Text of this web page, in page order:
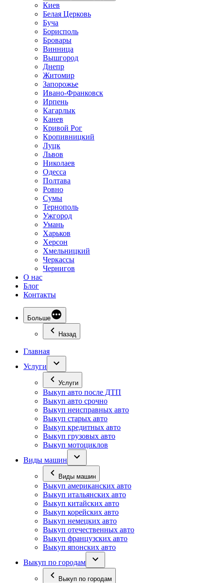
Киев
Белая Церковь
Буча
Борисполь
Бровары
Винница
Вышгород
Днепр
Житомир
Запорожье
Ивано-Франковск
Ирпень
Кагарлык
Канев
Кривой Рог
Кропивницкий
Луцк
Львов
Николаев
Одесса
Полтава
Ровно
Сумы
Тернополь
Ужгород
Умань
Харьков
Херсон
Хмельницкий
Черкассы
Чернигов
О нас
Блог
Контакты
Больше
Назад
Главная
Услуги
Услуги
Выкуп авто после ДТП
Выкуп авто срочно
Выкуп неисправных авто
Выкуп старых авто
Выкуп кредитных авто
Выкуп грузовых авто
Выкуп мотоциклов
Виды машин
Виды машин
Выкуп американских авто
Выкуп итальянских авто
Выкуп китайских авто
Выкуп корейских авто
Выкуп немецких авто
Выкуп отечественных авто
Выкуп французских авто
Выкуп японских авто
Выкуп по городам
Выкуп по городам